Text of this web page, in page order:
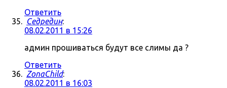
Ответить
Седредин:
08.02.2011 в 15:26
админ прошиваться будут все слимы да ?
Ответить
ZonaChild:
08.02.2011 в 16:03